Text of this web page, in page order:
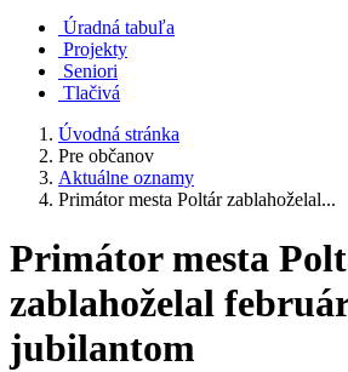
Úradná tabuľa
Projekty
Seniori
Tlačivá
Úvodná stránka
Pre občanov
Aktuálne oznamy
Primátor mesta Poltár zablahoželal...
Primátor mesta
zablahoželal
jubilantom